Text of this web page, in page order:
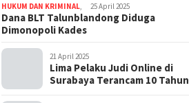
HUKUM DAN KRIMINAL 25 April 2025
Dana BLT Talunblandong Diduga
Dimonopoli Kades
21 April 2025
Lima Pelaku Judi Online di
Surabaya Terancam 10 Tahun